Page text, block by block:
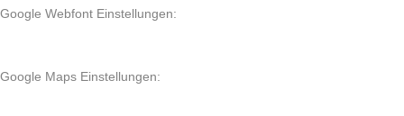
Google Webfont Einstellungen:
Google Maps Einstellungen: